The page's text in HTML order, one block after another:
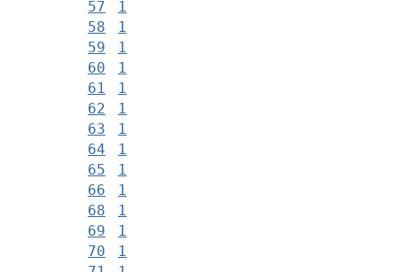
57
1
58
1
59
1
60
1
61
1
62
1
63
1
64
1
65
1
66
1
68
1
69
1
70
1